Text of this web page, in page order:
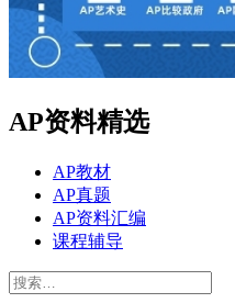
AP资料精选
AP教材
AP真题
AP资料汇编
课程辅导
搜